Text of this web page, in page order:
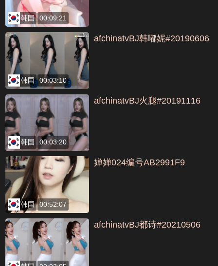
韩国 00:09:21
韩国 00:03:10
afchinatvBJ韩嘟妮#20190606
韩国 00:03:20
afchinatvBJ火腿#20191116
韩国 00:52:07
婵婵024编号AB2991F9
afchinatvBJ都诗#20210506